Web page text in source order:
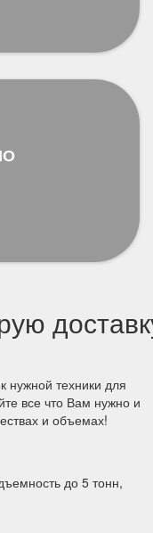
техники для
все что Вам нужно и
и объемах!
до 5 тонн,